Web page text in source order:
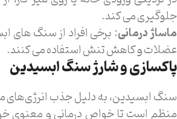
جلوگیری می کند.
ماساژ درمانی: برخی افراد از سنگ های
عضلات و کاهش تنش استفاده می کنند.
پاکسازی و شارژ سنگ ابسیدین
سنگ ابسیدین، به دلیل جذب انرژی‌های
منظم است تا خواص درمانی و معنوی